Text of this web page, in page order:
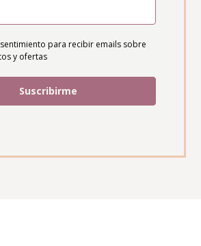
para recibir emails sobre
y ofertas
Suscribirme